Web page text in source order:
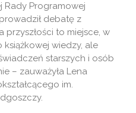
Rady Programowej
debatę z
przyszłości to miejsce, w
wiedzy, ale
starszych i osób
– zauważyła Lena
im.